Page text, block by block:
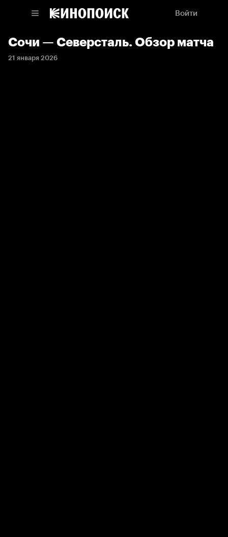
Войти
Сочи — Северсталь. Обзор матча
21 января 2026